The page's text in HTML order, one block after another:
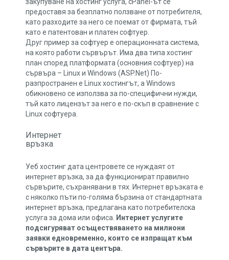
закупуване на хостинг услуга, cPanel-ът се
предоставя за безплатно ползване от потребителя,
като разходите за него се поемат от фирмата, тъй
като е патентован и платен софтуер.
Друг пример за софтуер е операционната система,
на която работи сървърът. Има два типа хостинг
план според платформата (основния софтуер) на
сървъра – Linux и Windows (ASP.Net) По-
разпространен е Linux хостингът, а Windows
обикновено се използва за по-специфични нужди,
тъй като лицензът за него е по-скъп в сравнение с
Linux софтуера.
Интернет
връзка
Уеб хостинг дата центровете се нуждаят от
интернет връзка, за да функционират правилно
сървърите, съхранявани в тях. Интернет връзката е
с няколко пъти по-голяма бързина от стандартната
интернет връзка, предлагана като потребителска
услуга за дома или офиса.
Интернет услугите
подсигуряват осъществяването на милиони
заявки едновременно, които се изпращат към
сървърите в дата центъра.